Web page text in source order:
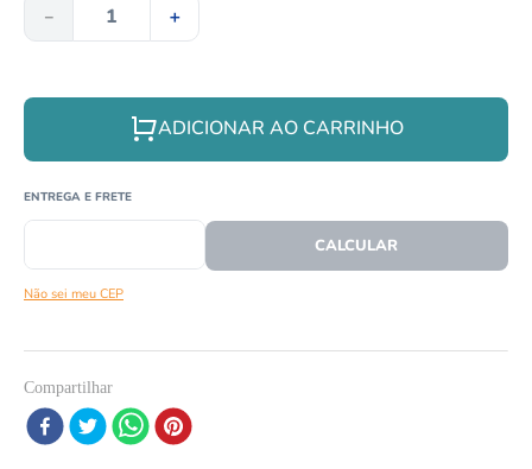
＋
－
ADICIONAR AO CARRINHO
Não sei meu CEP
CALCULAR O FRETE
Compartilhar